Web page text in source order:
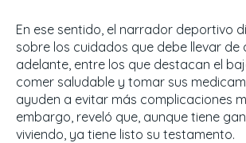
En ese sentido, el narrador deportivo
sobre los cuidados que debe llevar de
adelante, entre los que destacan el
comer saludable y tomar sus
ayuden a evitar más complicaciones
embargo, reveló que, aunque tiene
viviendo, ya tiene listo su testamento.